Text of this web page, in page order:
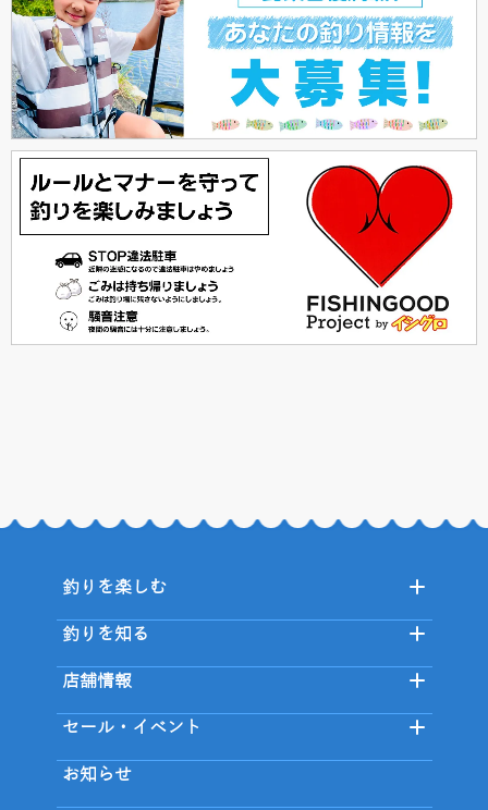
釣りを楽しむ
釣りを知る
店舗情報
セール・イベント
お知らせ